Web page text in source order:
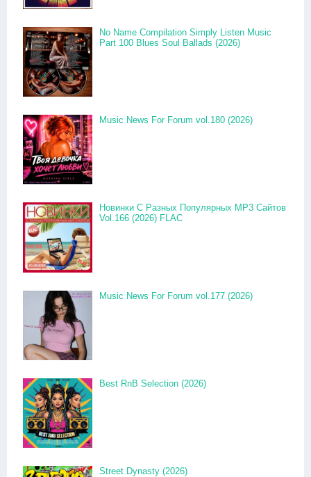
No Name Compilation Simply Listen Music
Part 100 Blues Soul Ballads (2026)
Music News For Forum vol.180 (2026)
Новинки С Разных Популярных MP3 Сайтов
Vol.166 (2026) FLAC
Music News For Forum vol.177 (2026)
Best RnB Selection (2026)
Street Dynasty (2026)